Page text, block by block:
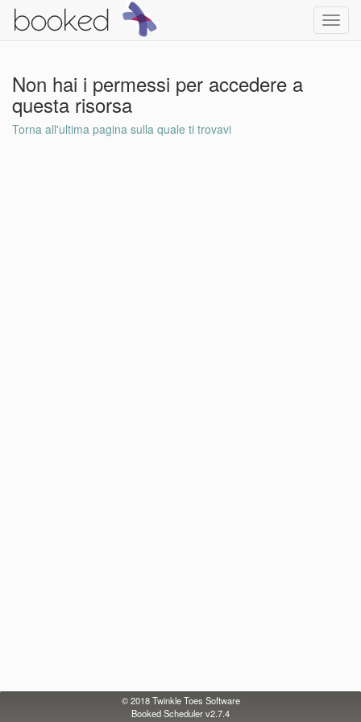
Non hai i permessi per accedere a
questa risorsa
Torna all'ultima pagina sulla quale ti trovavi
© 2018Twinkle Toes Software
Booked Scheduler v2.7.4